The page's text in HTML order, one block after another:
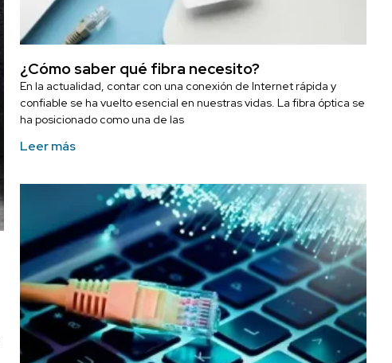
¿Cómo saber qué fibra necesito?
En la actualidad, contar con una conexión de Internet rápida y
confiable se ha vuelto esencial en nuestras vidas. La fibra óptica se
ha posicionado como una de las
Leer más